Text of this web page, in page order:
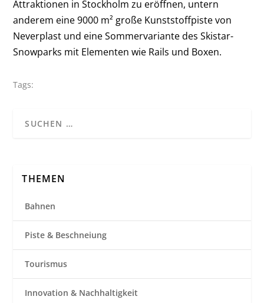
Attraktionen in Stockholm zu eröffnen, untern
anderem eine 9000 m² große Kunststoffpiste von
Neverplast und eine Sommervariante des Skistar-
Snowparks mit Elementen wie Rails und Boxen.
Tags:
THEMEN
Bahnen
Piste & Beschneiung
Tourismus
Innovation & Nachhaltigkeit